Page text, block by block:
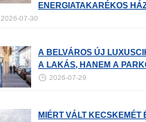
ENERGIATAKARÉKOS
2026-07-30
A BELVÁROS ÚJ
A LAKÁS, HANEM A
2026-07-29
MIÉRT VÁLT KECSKEMÉT